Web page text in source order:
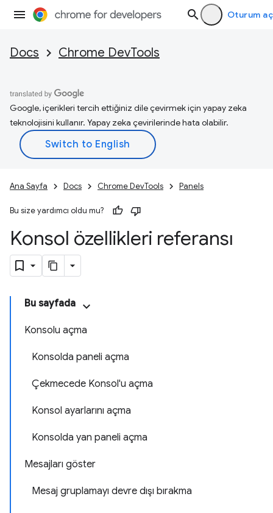
Oturum aç
Docs Chrome DevTools
Google, içerikleri tercih ettiğiniz dile çevirmek için yapay zeka
teknolojisini kullanır. Yapay zeka çevirilerinde hata olabilir.
Ana Sayfa Docs Chrome DevTools Panels
Bu size yardımcı oldu mu?
Konsol özellikleri referansı
Bu sayfada
Konsolu açma
Konsolda paneli açma
Çekmecede Konsol'u açma
Konsol ayarlarını açma
Konsolda yan paneli açma
Mesajları göster
Mesaj gruplamayı devre dışı bırakma